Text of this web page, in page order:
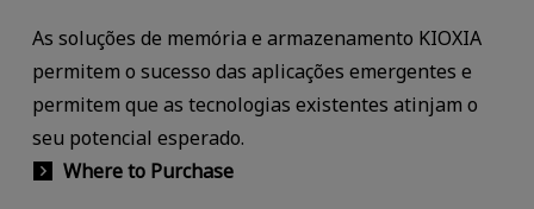
As soluções de memória e armazenamento KIOXIA
permitem o sucesso das aplicações emergentes e
permitem que as tecnologias existentes atinjam o
seu potencial esperado.
Where to Purchase